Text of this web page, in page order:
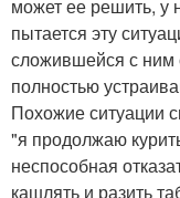
может ее решить, у
пытается эту
сложившейся с ним
полностью
Похожие ситуации
"я продолжаю
неспособная
кашлять и разить